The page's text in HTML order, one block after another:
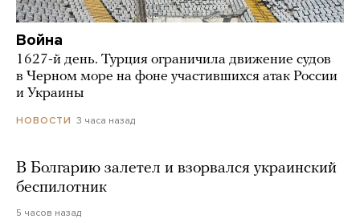
Война
1627-й день. Турция ограничила движение судов
в Черном море на фоне участившихся атак России
и Украины
НОВОСТИ 3 часа назад
В Болгарию залетел и взорвался украинский
беспилотник
5 часов назад